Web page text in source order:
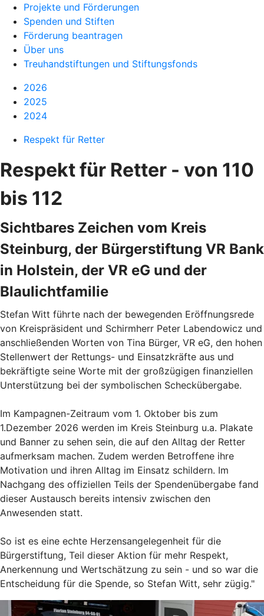
Projekte und Förderungen
Spenden und Stiften
Förderung beantragen
Über uns
Treuhandstiftungen und Stiftungsfonds
2026
2025
2024
Respekt für Retter
Respekt für Retter - von 110
bis 112
Sichtbares Zeichen vom Kreis
Steinburg, der Bürgerstiftung VR Bank
in Holstein, der VR eG und der
Blaulichtfamilie
Stefan Witt führte nach der bewegenden Eröffnungsrede
von Kreispräsident und Schirmherr Peter Labendowicz und
anschließenden Worten von Tina Bürger, VR eG, den hohen
Stellenwert der Rettungs- und Einsatzkräfte aus und
bekräftigte seine Worte mit der großzügigen finanziellen
Unterstützung bei der symbolischen Scheckübergabe.
Im Kampagnen-Zeitraum vom 1. Oktober bis zum
1.Dezember 2026 werden im Kreis Steinburg u.a. Plakate
und Banner zu sehen sein, die auf den Alltag der Retter
aufmerksam machen. Zudem werden Betroffene ihre
Motivation und ihren Alltag im Einsatz schildern. Im
Nachgang des offiziellen Teils der Spendenübergabe fand
dieser Austausch bereits intensiv zwischen den
Anwesenden statt.
So ist es eine echte Herzensangelegenheit für die
Bürgerstiftung, Teil dieser Aktion für mehr Respekt,
Anerkennung und Wertschätzung zu sein - und so war die
Entscheidung für die Spende, so Stefan Witt, sehr zügig."